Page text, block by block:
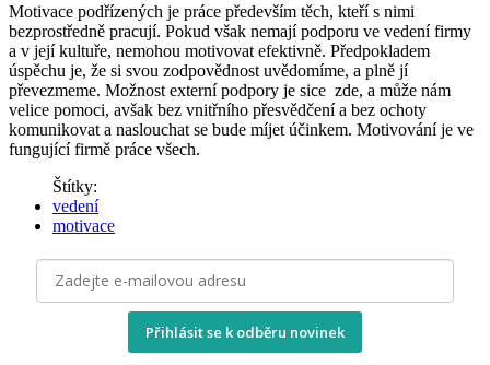
Motivace podřízených je práce především těch, kteří s nimi
bezprostředně pracují. Pokud však nemají podporu ve vedení firmy
a v její kultuře, nemohou motivovat efektivně. Předpokladem
úspěchu je, že si svou zodpovědnost uvědomíme, a plně jí
převezmeme. Možnost externí podpory je sice zde, a může nám
velice pomoci, avšak bez vnitřního přesvědčení a bez ochoty
komunikovat a naslouchat se bude míjet účinkem. Motivování je ve
fungující firmě práce všech.
Štítky:
vedení
motivace
Přihlásit se k odběru novinek